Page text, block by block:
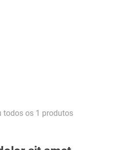
todos os 1 produtos